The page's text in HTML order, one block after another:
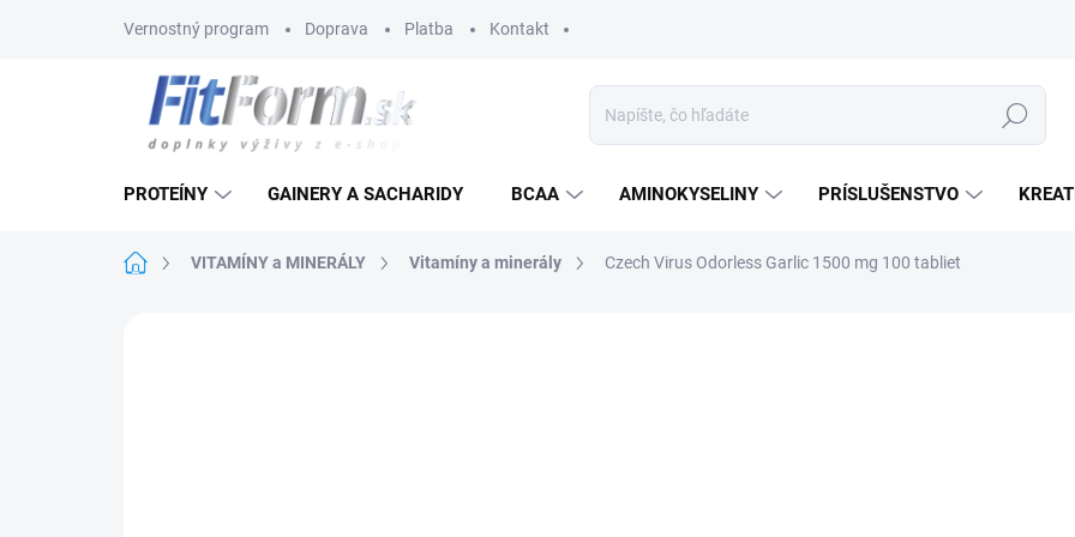
Vernostný program Doprava Platba Kontakt
Hľadať
PROTEÍNY GAINERY A SACHARIDY BCAA AMINOKYSELINY PRÍSLUŠENSTVO
DomovVITAMÍNY a MINERÁLY Vitamíny a minerály Czech Virus Odorless Garlic 1500 mg 100 tabliet